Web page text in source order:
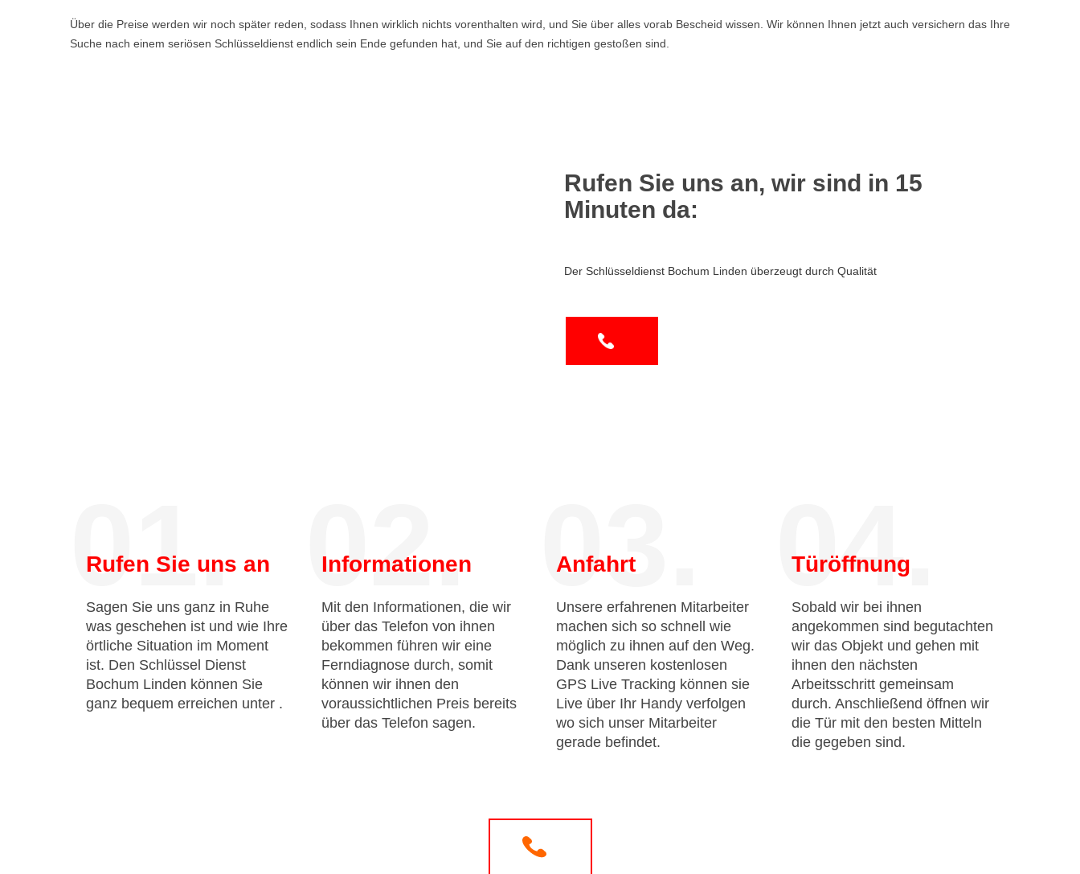
Über die Preise werden wir noch später reden, sodass Ihnen wirklich nichts vorenthalten wird, und Sie über alles vorab Bescheid wissen. Wir können Ihnen jetzt auch versichern das Ihre
Suche nach einem seriösen Schlüsseldienst endlich sein Ende gefunden hat, und Sie auf den richtigen gestoßen sind.
Rufen Sie uns an, wir sind in 15
Minuten da:
Der Schlüsseldienst Bochum Linden überzeugt durch Qualität
01.
Rufen Sie uns an
Sagen Sie uns ganz in Ruhe
was geschehen ist und wie Ihre
örtliche Situation im Moment
ist. Den Schlüssel Dienst
Bochum Linden können Sie
ganz bequem erreichen unter .
02.
Informationen
Mit den Informationen, die wir
über das Telefon von ihnen
bekommen führen wir eine
Ferndiagnose durch, somit
können wir ihnen den
voraussichtlichen Preis bereits
über das Telefon sagen.
03.
Anfahrt
Unsere erfahrenen Mitarbeiter
machen sich so schnell wie
möglich zu ihnen auf den Weg.
Dank unseren kostenlosen
GPS Live Tracking können sie
Live über Ihr Handy verfolgen
wo sich unser Mitarbeiter
gerade befindet.
04.
Türöffnung
Sobald wir bei ihnen
angekommen sind begutachten
wir das Objekt und gehen mit
ihnen den nächsten
Arbeitsschritt gemeinsam
durch. Anschließend öffnen wir
die Tür mit den besten Mitteln
die gegeben sind.